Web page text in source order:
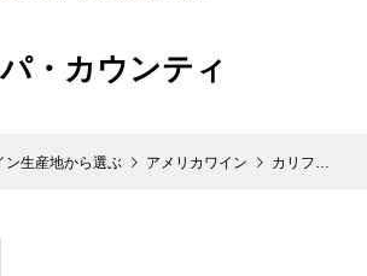
・カウンティ
ン生産地から選ぶ アメリカワイン カリフォルニア